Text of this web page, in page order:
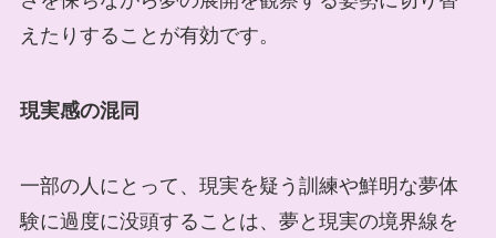
えたりすることが有効です。
現実感の混同
一部の人にとって、現実を疑う訓練や鮮明な夢体
験に過度に没頭することは、夢と現実の境界線を